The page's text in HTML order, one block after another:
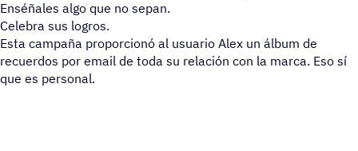
Enséñales algo que no sepan.
Celebra sus logros.
Esta campaña proporcionó al usuario Alex un álbum de
recuerdos por email de toda su relación con la marca. Eso sí
que es personal.